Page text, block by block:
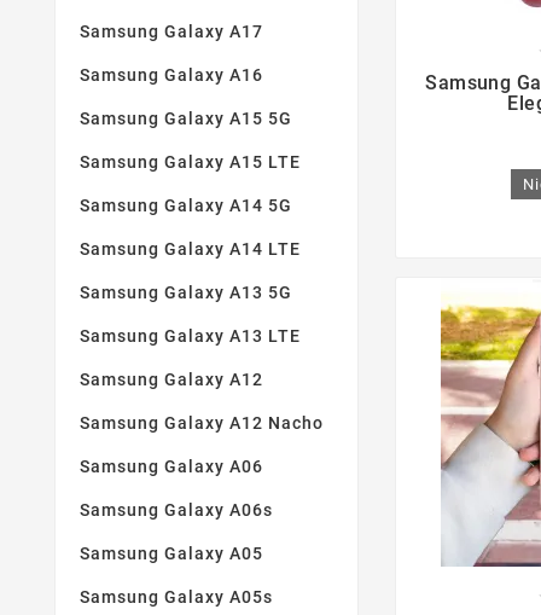
Samsung Galaxy A17
Samsung Galaxy A16
Samsung Galaxy A15 5G
Samsung Galaxy A15 LTE
Samsung Galaxy A14 5G
Samsung Galaxy A14 LTE
Samsung Galaxy A13 5G
Samsung Galaxy A13 LTE
Samsung Galaxy A12
Samsung Galaxy A12 Nacho
Samsung Galaxy A06
Samsung Galaxy A06s
Samsung Galaxy A05
Samsung Galaxy A05s
Samsung